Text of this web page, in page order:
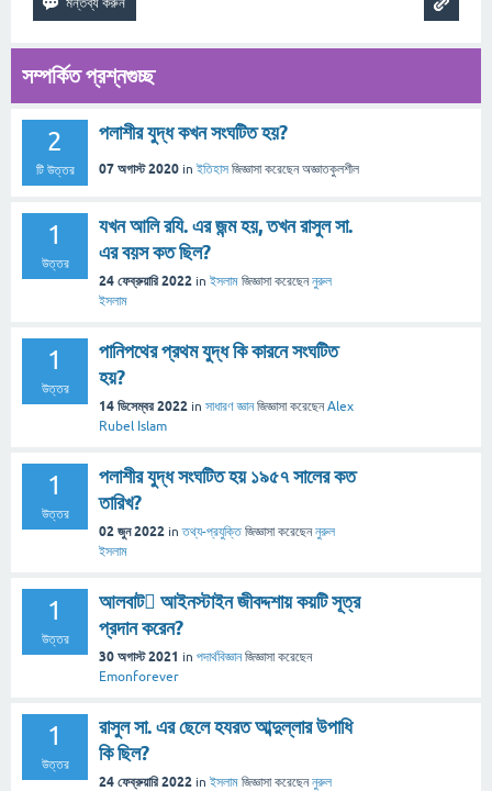
সম্পর্কিত প্রশ্নগুচ্ছ
2
টি উত্তর
পলাশীর যুদ্ধ কখন সংঘটিত হয়?
07 অগাস্ট 2020 in ইতিহাস জিজ্ঞাসা করেছেনঅজ্ঞাতকুলশীল
1
উত্তর
যখন আলি রযি. এর জন্ম হয়, তখন রাসুল সা.
এর বয়স কত ছিল?
24 ফেব্রুয়ারি 2022 in ইসলাম জিজ্ঞাসা করেছেননুরুল
ইসলাম
1
উত্তর
পানিপথের প্রথম যুদ্ধ কি কারনে সংঘটিত
হয়?
14 ডিসেম্বর 2022 in সাধারণ জ্ঞান জিজ্ঞাসা করেছেনAlex
Rubel Islam
1
উত্তর
পলাশীর যুদ্ধ সংঘটিত হয় ১৯৫৭ সালের কত
তারিখ?
02 জুন 2022 inতথ্য-প্রযুক্তি জিজ্ঞাসা করেছেননুরুল
ইসলাম
1
উত্তর
আলবাট আইনস্টাইন জীবদ্দশায় কয়টি সূত্র
প্রদান করেন?
30 অগাস্ট 2021 in পদার্থবিজ্ঞান জিজ্ঞাসা করেছেন
Emonforever
1
উত্তর
রাসুল সা. এর ছেলে হযরত আব্দুল্লার উপাধি
কি ছিল?
24 ফেব্রুয়ারি 2022 in ইসলাম জিজ্ঞাসা করেছেননুরুল